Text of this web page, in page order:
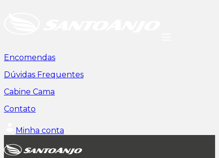
Encomendas
Dúvidas Frequentes
Cabine Cama
Contato
Minha conta